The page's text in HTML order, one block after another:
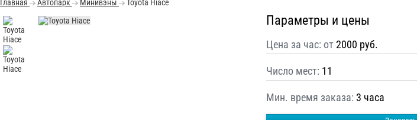
Главная Автопарк Минивэны Toyota Hiace
Параметры и цены
Цена за час: от2000 руб.
Число мест: 11
Мин. время заказа: 3 часа
Политикой конфиденциальностиознакомлен(а), даю